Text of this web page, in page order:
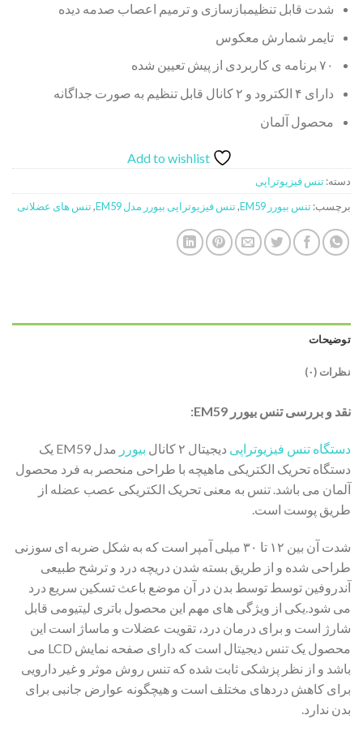
شدت قابل تنظیمبازسازی و ترمیم اعصاب صدمه دیده
تایمر شمارش معکوس
۷۰ برنامه ی کاربردی از پیش تعیین شده
دارای ۴ الکترود و ۲ کانال قابل تنظیم به صورت جداگانه
محصول آلمان
Add to wishlist
دسته:تنس فیزیوتراپی
برچسب:تنس بیورر EM59 ,تنس فیزیوتراپی بیورر مدل EM59 ,تنس های عضلانی
توضیحات
نظرات (۰)
نقد و بررسی تنس بیورر EM59:
دستگاه تنس فیزیوتراپی دیجیتال ۲ کانال بیورر
مدل EM59 یک
دستگاه تحریک الکتریکی ماهیچه با طراحی منحصر به فرد محصول
آلمان می باشد. تنس به معنی تحریک الکتریکی عصب عضله از
طریق پوست است.
شدت آن بین ۱۲ تا ۳۰ میلی آمپر است که به شکل ضربه ای سوزنی
طراحی شده و از طریق بسته شدن دریچه درد و ترشح طبیعی
آندروفین توسط توسط بدن در آن موضع باعث تسکین سریع درد
می شود.یکی از ویژگی های مهم این محصول باتری لیتیومی قابل
شارژ است و برای درمان درد، تقویت عضلات و ماساژ است این
محصول یک تنس دیجیتال است که دارای صفحه نمایش LCD می
باشد و از نظر پزشکی ثابت شده که تنس روش موثر و غیر دارویی
برای کاهش دردهای مختلف است و هیچگونه عوارض جانبی برای
بدن ندارد.